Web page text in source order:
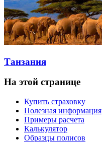
Танзания
На этой странице
Купить страховку
Полезная информация
Примеры расчета
Калькулятор
Образцы полисов